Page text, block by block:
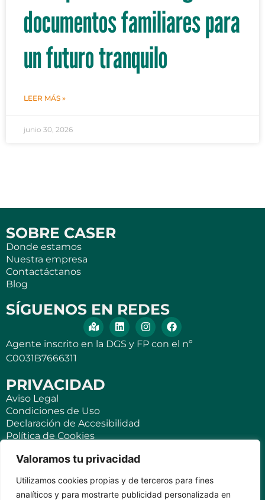
Valoramos tu privacidad
Utilizamos cookies propias y de terceros para fines
analíticos y para mostrarte publicidad personalizada en
documentos familiares para
un futuro tranquilo
LEER MÁS »
junio 30, 2026
SOBRE CASER
Donde estamos
Nuestra empresa
Contactáctanos
Blog
SÍGUENOS EN REDES
Agente inscrito en la DGS y FP con el nº
C0031B7666311
PRIVACIDAD
Aviso Legal
Condiciones de Uso
Declaración de Accesibilidad
Política de Cookies
SEGUROS
Para ti